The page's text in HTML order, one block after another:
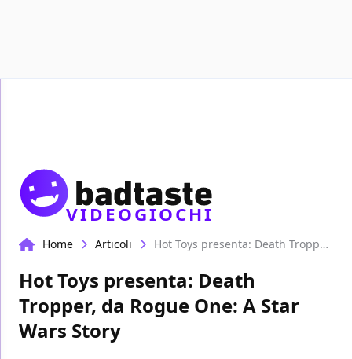
VIDEOGIOCHI
Home Articoli Hot Toys presenta: Death Tropper, da Rogue One: A Star Wars Story
Hot Toys presenta: Death
Tropper, da Rogue One: A Star
Wars Story